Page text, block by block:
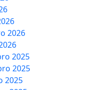
2026
2025
2025
2025